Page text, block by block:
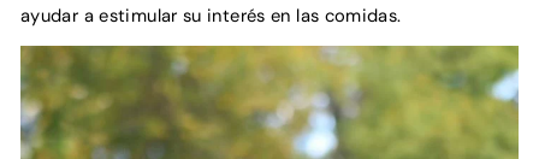
ayudar a estimular su interés en las comidas.